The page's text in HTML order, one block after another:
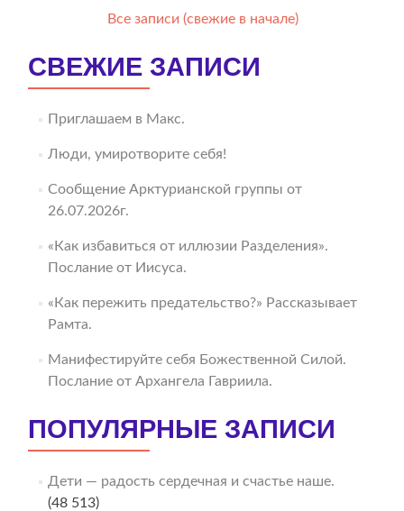
Все записи (свежие в начале)
СВЕЖИЕ ЗАПИСИ
Приглашаем в Макс.
Люди, умиротворите себя!
Сообщение Арктурианской группы от
26.07.2026г.
«Как избавиться от иллюзии Разделения».
Послание от Иисуса.
«Как пережить предательство?» Рассказывает
Рамта.
Манифестируйте себя Божественной Силой.
Послание от Архангела Гавриила.
ПОПУЛЯРНЫЕ ЗАПИСИ
Дети — радость сердечная и счастье наше.
(48 513)